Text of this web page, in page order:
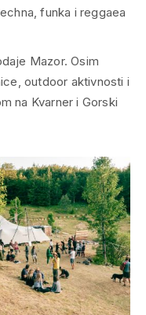
funka i reggaea
Mazor. Osim
outdoor aktivnosti i
na Kvarner i Gorski